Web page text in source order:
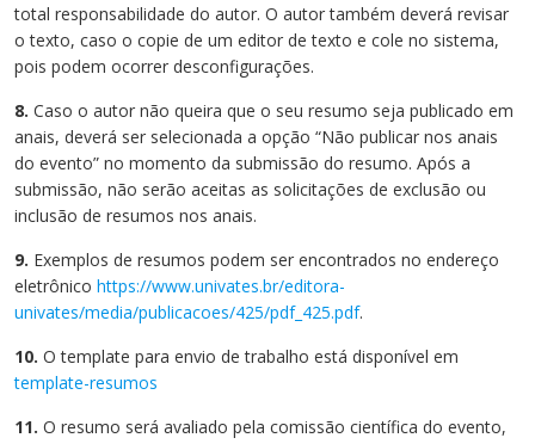
total responsabilidade do autor. O autor também deverá revisar
o texto, caso o copie de um editor de texto e cole no sistema,
pois podem ocorrer desconfigurações.
8. Caso o autor não queira que o seu resumo seja publicado em
anais, deverá ser selecionada a opção “Não publicar nos anais
do evento” no momento da submissão do resumo. Após a
submissão, não serão aceitas as solicitações de exclusão ou
inclusão de resumos nos anais.
9. Exemplos de resumos podem ser encontrados no endereço
eletrônico https://www.univates.br/editora-
univates/media/publicacoes/425/pdf_425.pdf.
10. O template para envio de trabalho está disponível em
template-resumos
11. O resumo será avaliado pela comissão científica do evento,